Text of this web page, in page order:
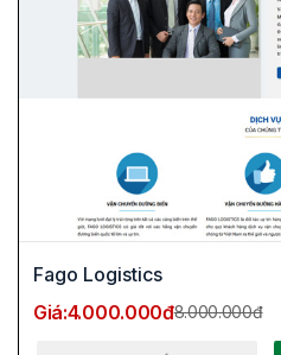
Fago Logistics
Giá:4.000.000đ8.000.000đ